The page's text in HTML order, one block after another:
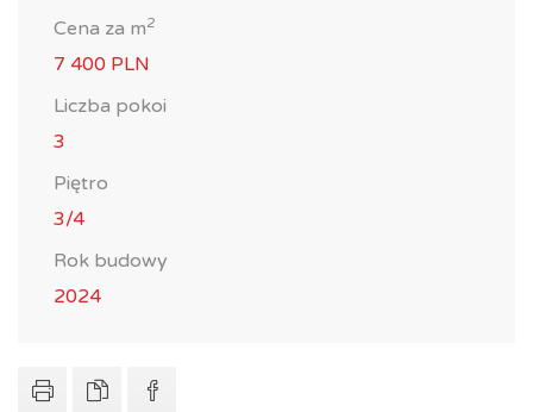
Cena za m2
7 400 PLN
Liczba pokoi
3
Piętro
3/4
Rok budowy
2024